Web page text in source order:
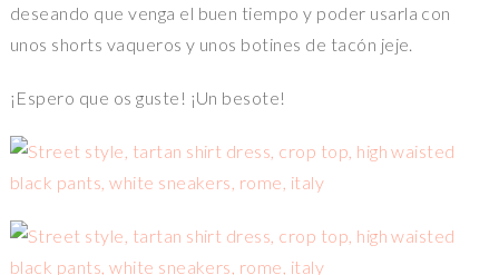
deseando que venga el buen tiempo y poder usarla con
unos shorts vaqueros y unos botines de tacón jeje.
¡Espero que os guste! ¡Un besote!